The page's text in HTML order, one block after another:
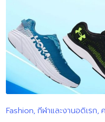
Posted
Fashion กีฬาและงานอดิเรก